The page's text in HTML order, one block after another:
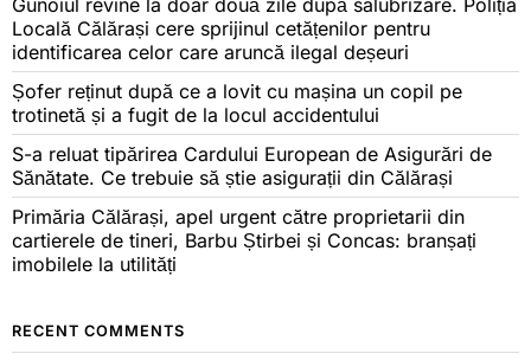
Locală Călărași cere sprijinul cetățenilor pentru
identificarea celor care aruncă ilegal deșeuri
Șofer reținut după ce a lovit cu mașina un copil pe
trotinetă și a fugit de la locul accidentului
S-a reluat tipărirea Cardului European de Asigurări de
Sănătate. Ce trebuie să știe asigurații din Călărași
Primăria Călărași, apel urgent către proprietarii din
cartierele de tineri, Barbu Știrbei și Concas: branșați
imobilele la utilități
RECENT COMMENTS